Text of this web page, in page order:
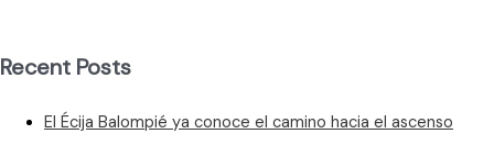
Écija
acabaron
temporada
Recent Posts
El Écija Balompié ya conoce el camino hacia el ascenso